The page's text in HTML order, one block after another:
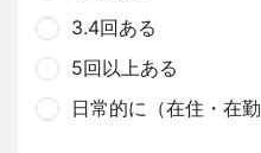
3.4回ある
5回以上ある
日常的に（在住・在勤